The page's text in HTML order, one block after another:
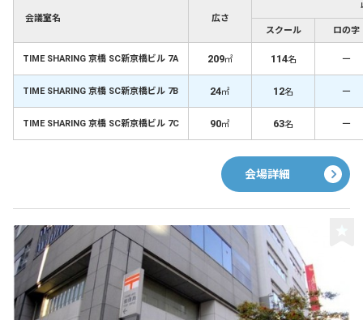
会議室名 広さ
スクール ロの字
TIME SHARING 京橋 SC新京橋ビル 7A 209㎡ 114名 －
TIME SHARING 京橋 SC新京橋ビル 7B 24㎡ 12名 －
TIME SHARING 京橋 SC新京橋ビル 7C 90㎡ 63名 －
会場詳細